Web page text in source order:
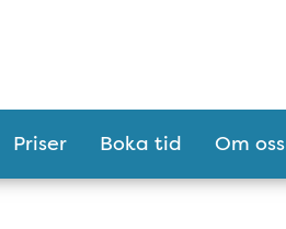
Priser Boka tid Om oss